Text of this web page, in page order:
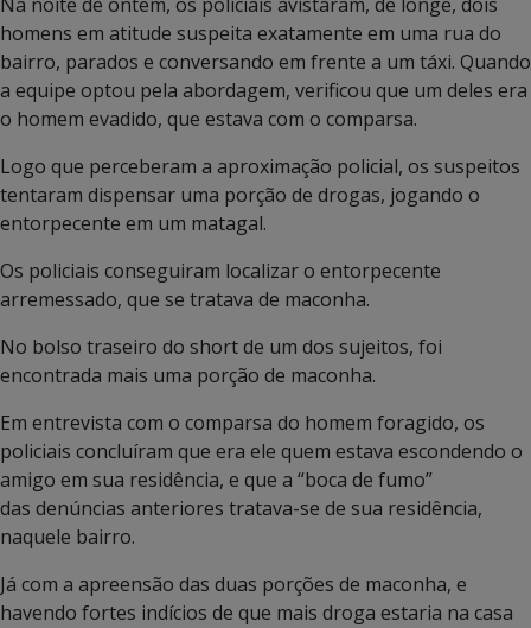
homens em atitude suspeita exatamente em uma rua do
bairro, parados e conversando em frente a um táxi. Quando
a equipe optou pela abordagem, verificou que um deles era
o homem evadido, que estava com o comparsa.
Logo que perceberam a aproximação policial, os suspeitos
tentaram dispensar uma porção de drogas, jogando o
entorpecente em um matagal.
Os policiais conseguiram localizar o entorpecente
arremessado, que se tratava de maconha.
No bolso traseiro do short de um dos sujeitos, foi
encontrada mais uma porção de maconha.
Em entrevista com o comparsa do homem foragido, os
policiais concluíram que era ele quem estava escondendo o
amigo em sua residência, e que a “boca de fumo”
das denúncias anteriores tratava-se de sua residência,
naquele bairro.
Já com a apreensão das duas porções de maconha, e
havendo fortes indícios de que mais droga estaria na casa